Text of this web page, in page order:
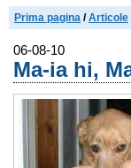
Prima pagina /Articole
06-08-10
Ma-ia hi,